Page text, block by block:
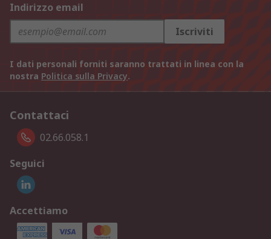
Indirizzo email
Iscriviti
I dati personali forniti saranno trattati in linea con la
nostra Politica sulla Privacy.
Contattaci
02.66.058.1
Seguici
Accettiamo